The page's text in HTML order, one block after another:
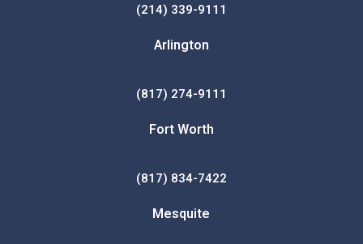
(214) 339-9111
Arlington
(817) 274-9111
Fort Worth
(817) 834-7422
Mesquite